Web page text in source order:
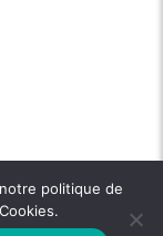
politique de